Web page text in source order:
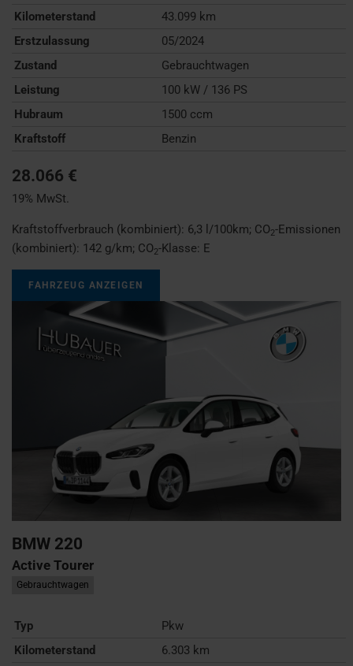
Kilometerstand
43.099 km
Erstzulassung
05/2024
Zustand
Gebrauchtwagen
Leistung
100 kW / 136 PS
Hubraum
1500 ccm
Kraftstoff
Benzin
28.066 €
19% MwSt.
Kraftstoffverbrauch (kombiniert): 6,3 l/100km; CO2-Emissionen
(kombiniert): 142 g/km; CO2-Klasse: E
FAHRZEUG ANZEIGEN
BMW 220
Active Tourer
Gebrauchtwagen
Typ
Pkw
Kilometerstand
6.303 km